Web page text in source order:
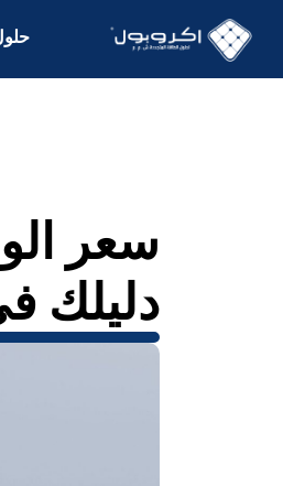
سعر
دليلك